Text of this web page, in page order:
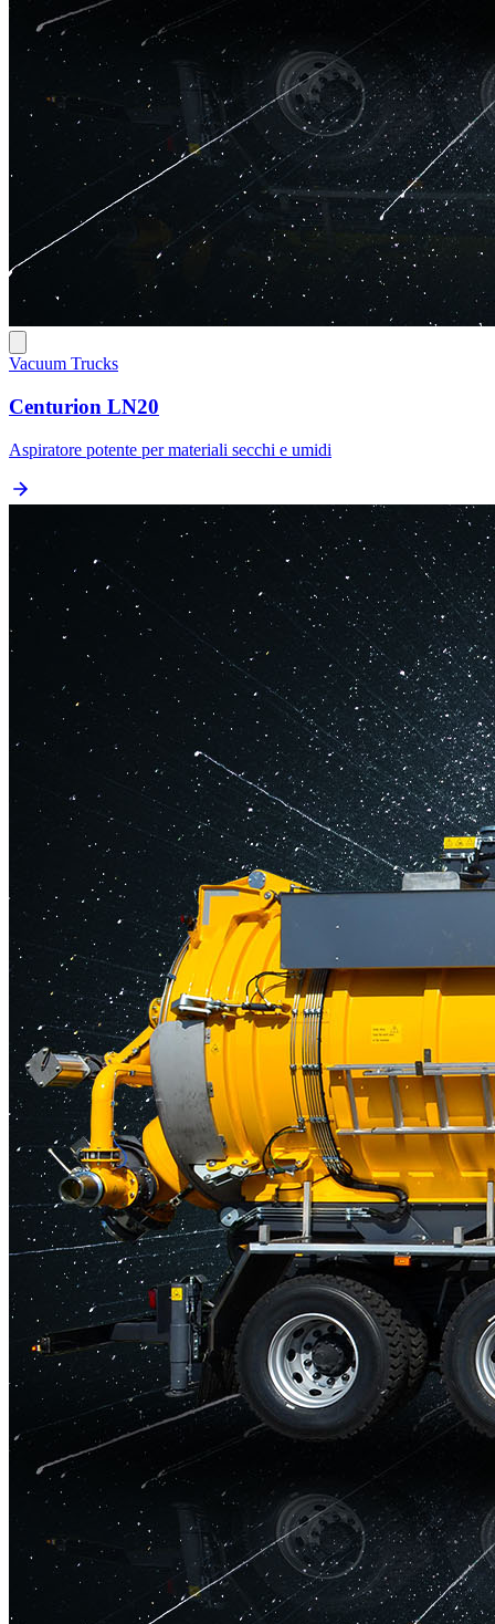
Vacuum Trucks
Centurion LN20
Aspiratore potente per materiali secchi e umidi